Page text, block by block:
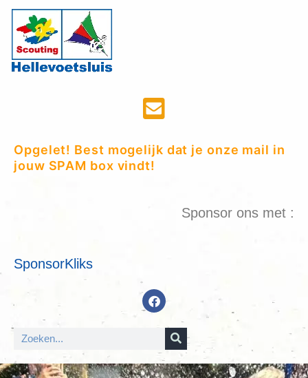
Opgelet! Best mogelijk dat je onze mail in
jouw SPAM box vindt!
Sponsor ons met :
SponsorKliks